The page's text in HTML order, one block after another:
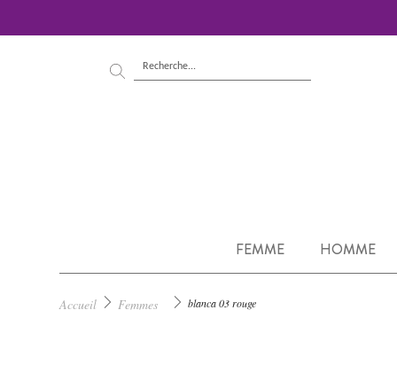
FEMME HOMME
Accueil Femmes blanca 03 rouge